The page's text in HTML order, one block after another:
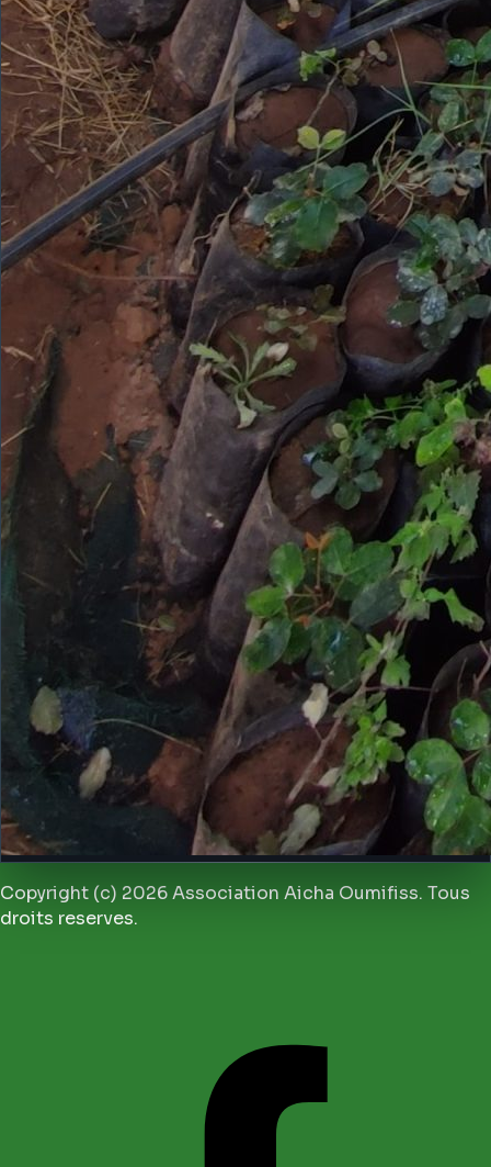
Copyright (c) 2026 Association Aicha Oumifiss. Tous
droits reserves.